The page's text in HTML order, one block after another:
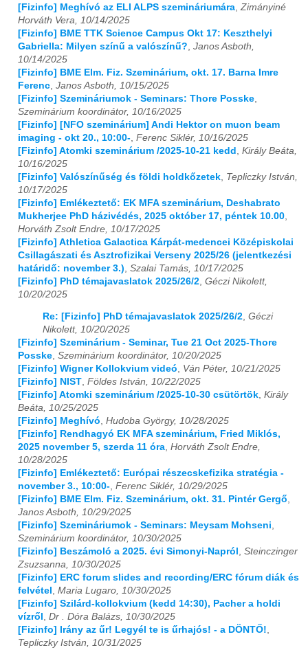
[Fizinfo] Meghívó az ELI ALPS szemináriumára Zimányiné
Horváth Vera, 10/14/2025
[Fizinfo] BME TTK Science Campus Okt 17: Keszthelyi
Gabriella: Milyen színű a valószínű? Janos Asboth,
10/14/2025
[Fizinfo] BME Elm. Fiz. Szeminárium, okt. 17. Barna Imre
Ferenc Janos Asboth, 10/15/2025
[Fizinfo] Szemináriumok - Seminars: Thore Posske
Szeminárium koordinátor, 10/16/2025
[Fizinfo] [NFO szeminárium] Andi Hektor on muon beam
imaging - okt 20., 10:00- Ferenc Siklér, 10/16/2025
[Fizinfo] Atomki szeminárium /2025-10-21 kedd
Király Beáta,
10/16/2025
[Fizinfo] Valószínűség és földi holdkőzetek Tepliczky István,
10/17/2025
[Fizinfo] Emlékeztető: EK MFA szeminárium, Deshabrato
Mukherjee PhD házivédés, 2025 október 17, péntek 10.00
Horváth Zsolt Endre, 10/17/2025
[Fizinfo] Athletica Galactica Kárpát-medencei Középiskolai
Csillagászati és Asztrofizikai Verseny 2025/26 (jelentkezési
határidő: november 3.) Szalai Tamás, 10/17/2025
[Fizinfo] PhD témajavaslatok 2025/26/2 Géczi Nikolett,
10/20/2025
Re: [Fizinfo] PhD témajavaslatok 2025/26/2, Géczi
Nikolett, 10/20/2025
[Fizinfo] Szeminárium - Seminar, Tue 21 Oct 2025-Thore
Posske, Szeminárium koordinátor, 10/20/2025
[Fizinfo] Wigner Kollokvium videó, Ván Péter, 10/21/2025
[Fizinfo] NIST, Földes István, 10/22/2025
[Fizinfo] Atomki szeminárium /2025-10-30 csütörtök, Király
Beáta, 10/25/2025
[Fizinfo] Meghívó, Hudoba György, 10/28/2025
[Fizinfo] Rendhagyó EK MFA szeminárium, Fried Miklós,
2025 november 5, szerda 11 óra, Horváth Zsolt Endre,
10/28/2025
[Fizinfo] Emlékeztető: Európai részecskefizika stratégia -
november 3., 10:00-, Ferenc Siklér, 10/29/2025
[Fizinfo] BME Elm. Fiz. Szeminárium, okt. 31. Pintér Gergő,
Janos Asboth, 10/29/2025
[Fizinfo] Szemináriumok - Seminars: Meysam Mohseni,
Szeminárium koordinátor, 10/30/2025
[Fizinfo] Beszámoló a 2025. évi Simonyi-Napról , Steinczinger
Zsuzsanna, 10/30/2025
[Fizinfo] ERC forum slides and recording/ERC fórum diák és
felvétel , Maria Lugaro, 10/30/2025
[Fizinfo] Szilárd-kollokvium (kedd 14:30), Pacher a holdi
vízről , Dr . Dóra Balázs, 10/30/2025
[Fizinfo] Irány az űr! Legyél te is űrhajós! - a DÖNTŐ!,
Tepliczky István, 10/31/2025